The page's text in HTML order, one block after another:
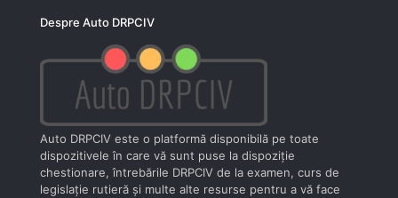
Despre Auto DRPCIV
Auto DRPCIV este o platformă disponibilă pe toate
dispozitivele în care vă sunt puse la dispoziţie
chestionare, întrebările DRPCIV de la examen, curs de
legislaţie rutieră şi multe alte resurse pentru a vă face